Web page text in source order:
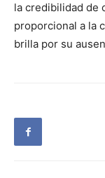
la credibilidad de
proporcional a la
brilla por su